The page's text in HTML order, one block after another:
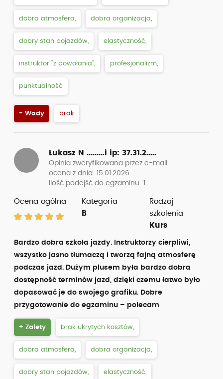
dobra atmosfera, dobra organizacja,
dobry stan pojazdów, elastyczność,
instruktor “z powołania”, profesjonalizm,
punktualność
- Wady brak
Łukasz N .........i ip: 37.31.2.....
Opinia zweryfikowana przez e-mail
ocena z dnia: 15.01.2026
Ilość podejść do egzaminu: 1
Ocena ogólna
Kategoria
B
Rodzaj
szkolenia
Kurs
Bardzo dobra szkoła jazdy. Instruktorzy cierpliwi,
wszystko jasno tłumaczą i tworzą fajną atmosferę
podczas jazd. Dużym plusem była bardzo dobra
dostępność terminów jazd, dzięki czemu łatwo było
dopasować je do swojego grafiku. Dobre
przygotowanie do egzaminu – polecam
+ Zalety brak ukrytych kosztów,
dobra atmosfera, dobra organizacja,
dobry stan pojazdów, elastyczność,